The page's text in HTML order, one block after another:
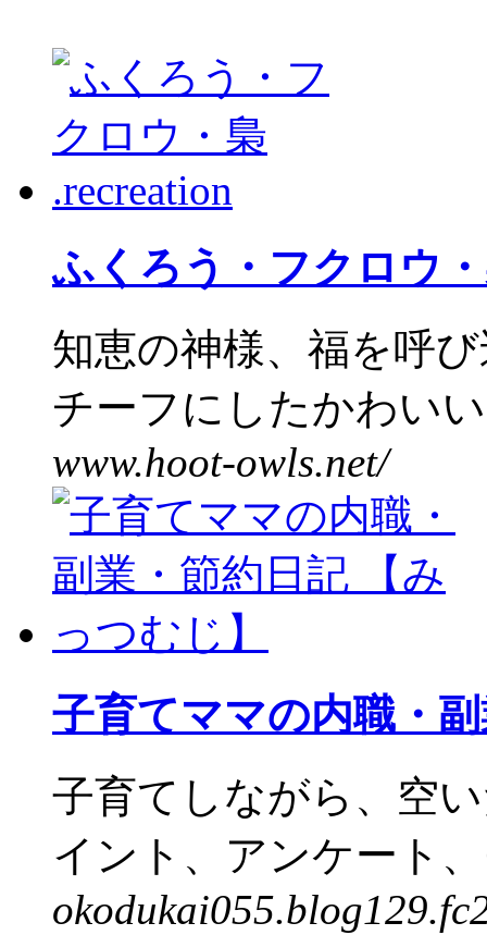
ふくろう・フクロウ
知恵の神様、福を呼
チーフにしたかわい
www.hoot-owls.net/
子育てママの内職・
子育てしながら、空
イント、アンケート